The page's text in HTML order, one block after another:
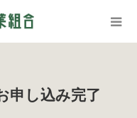
申し込み完了